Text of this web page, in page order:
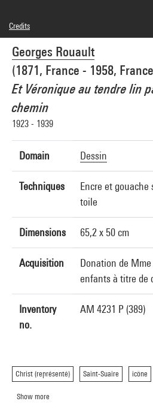
Georges Rouault
(1871, France - 1958,
Et Véronique au tendre lin
chemin
1923 - 1939
Domain Dessin
Techniques
Encre et
toile
Dimensions 65,2 x 50 cm
Acquisition
Donation de
enfants à titre de
Inventory
no.
AM 4231 P (389)
Christ (représenté) Saint-Suaire icône
Show more
Credits
© Adagp, Paris
Photo credits : Centre Pompidou, MNAM-CCI/
Image reference : 4N05029
Image presentation :GrandPalaisRmnPhoto